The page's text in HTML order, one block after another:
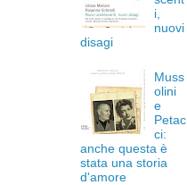
i,
nuovi
disagi
Muss
olini
e
Petac
ci:
anche questa è
stata una storia
d'amore